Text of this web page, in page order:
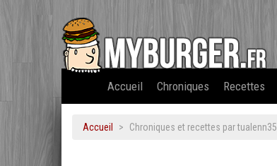
Accueil Chroniques Recettes
Accueil Chroniques et recettes par tualenn35